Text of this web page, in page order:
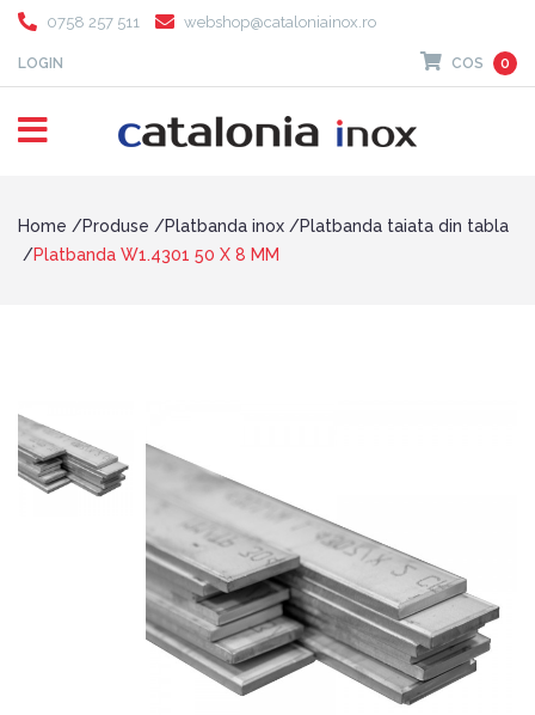
0758 257 511 webshop@cataloniainox.ro
LOGIN COS 0
Home Produse Platbanda inox
Platbanda taiata din tabla
Platbanda W1.4301 50 X 8 MM